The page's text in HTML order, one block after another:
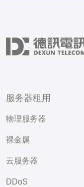
服务器租用
物理服务器
裸金属
云服务器
DDoS